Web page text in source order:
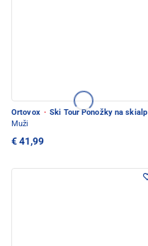
Ortovox · Ski Tour Ponožky na skialp
Muži
€ 41,99